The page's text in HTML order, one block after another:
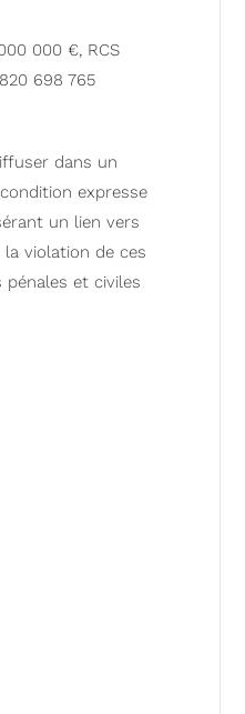
000 €, RCS
698 765
dans un
expresse
un lien vers
violation de ces
et civiles